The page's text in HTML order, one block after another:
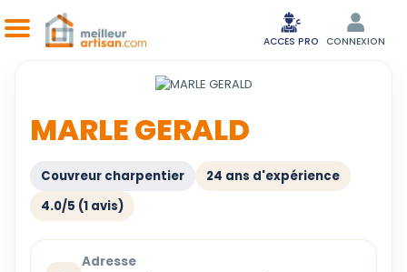
ACCES PRO CONNEXION
MARLE GERALD
Couvreur charpentier
24 ans d'expérience
4.0/5 (1 avis)
Adresse